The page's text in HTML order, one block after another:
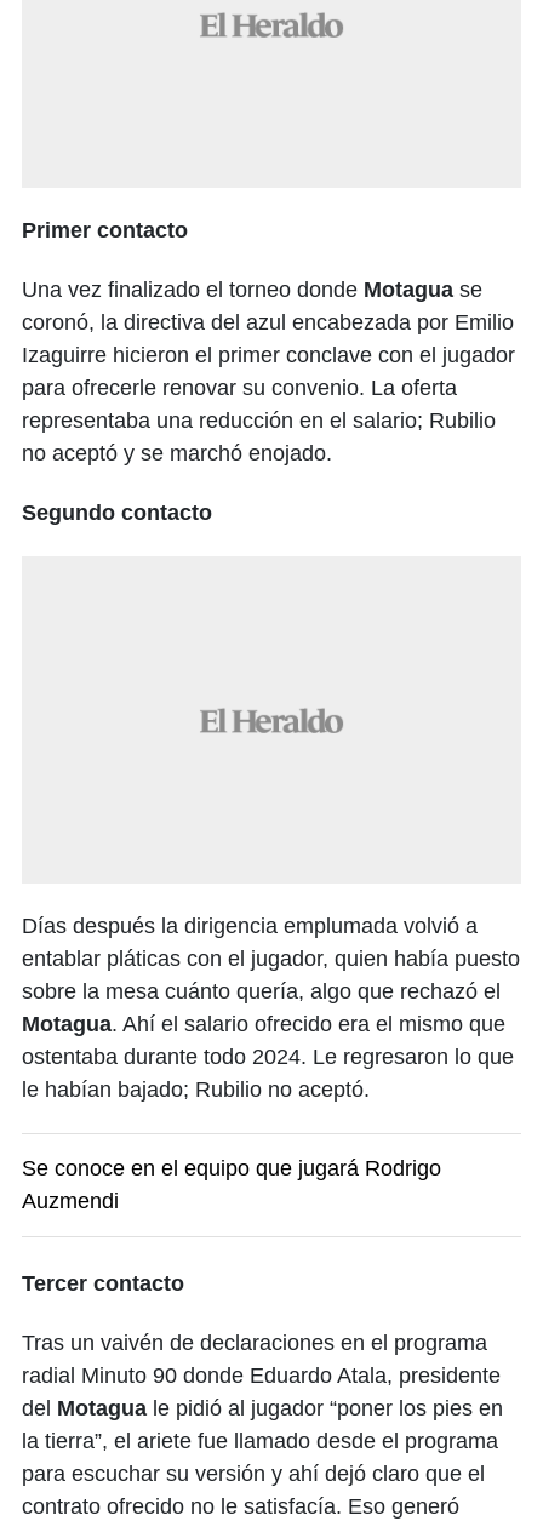
Primer contacto
Una vez finalizado el torneo donde Motagua se
coronó, la directiva del azul encabezada por Emilio
Izaguirre hicieron el primer conclave con el jugador
para ofrecerle renovar su convenio. La oferta
representaba una reducción en el salario; Rubilio
no aceptó y se marchó enojado.
Segundo contacto
Días después la dirigencia emplumada volvió a
entablar pláticas con el jugador, quien había puesto
sobre la mesa cuánto quería, algo que rechazó el
Motagua. Ahí el salario ofrecido era el mismo que
ostentaba durante todo 2024. Le regresaron lo que
le habían bajado; Rubilio no aceptó.
Se conoce en el equipo que jugará Rodrigo
Auzmendi
Tercer contacto
Tras un vaivén de declaraciones en el programa
radial Minuto 90 donde Eduardo Atala, presidente
del Motagua le pidió al jugador “poner los pies en
la tierra”, el ariete fue llamado desde el programa
para escuchar su versión y ahí dejó claro que el
contrato ofrecido no le satisfacía. Eso generó